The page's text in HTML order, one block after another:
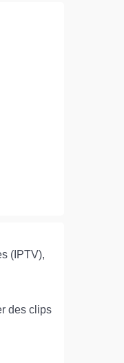
(IPTV),
des clips